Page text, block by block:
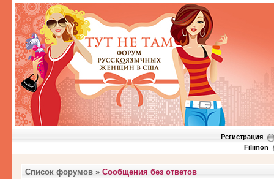
Регистрация
Filimon
Список форумов » Сообщения без ответов